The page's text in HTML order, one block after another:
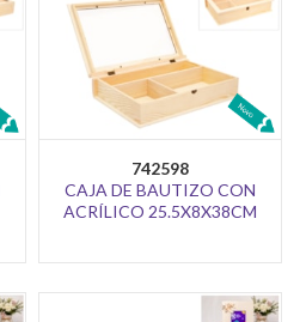
742598
CAJA DE BAUTIZO CON
ACRÍLICO 25.5X8X38CM